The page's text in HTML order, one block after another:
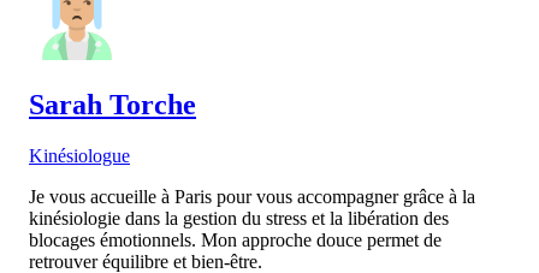
Sarah Torche
Kinésiologue
Je vous accueille à Paris pour vous accompagner grâce à la
kinésiologie dans la gestion du stress et la libération des
blocages émotionnels. Mon approche douce permet de
retrouver équilibre et bien-être.